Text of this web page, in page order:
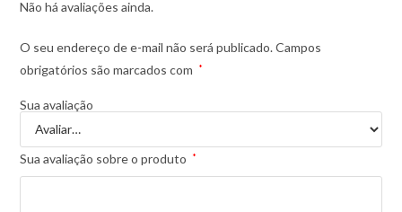
Não há avaliações ainda.
O seu endereço de e-mail não será publicado. Campos
obrigatórios são marcados com
*
Sua avaliação
Sua avaliação sobre o produto *